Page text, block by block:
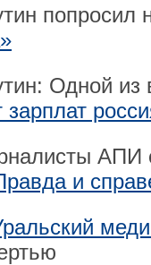
попросил
Одной из
АПИ
и